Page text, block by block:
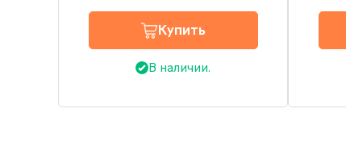
Купить
В наличии.